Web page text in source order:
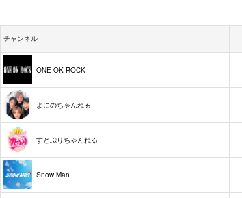
チャンネル
ONE OK ROCK
よにのちゃんねる
すとぷりちゃんねる
Snow Man